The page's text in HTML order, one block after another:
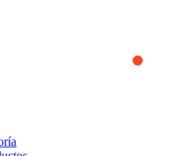
provide you the best experience
this website, you accept
how the website is used and
learn more or to find out how
access our